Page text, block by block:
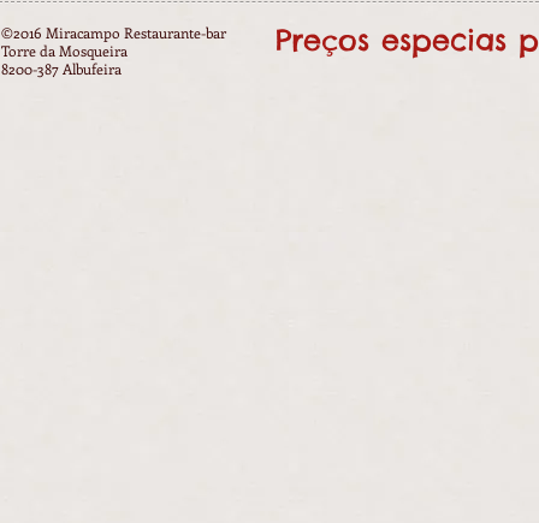
©2016 Miracampo Restaurante-bar
Torre da Mosqueira
8200-387 Albufeira
Preços especias